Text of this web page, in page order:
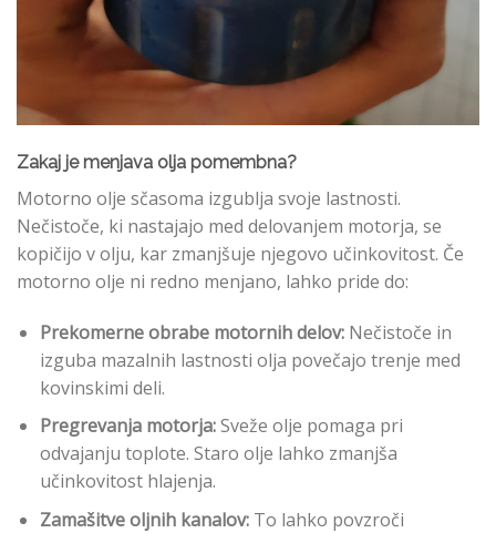
Zakaj je menjava olja pomembna?
Motorno olje sčasoma izgublja svoje lastnosti.
Nečistoče, ki nastajajo med delovanjem motorja, se
kopičijo v olju, kar zmanjšuje njegovo učinkovitost. Če
motorno olje ni redno menjano, lahko pride do:
Prekomerne obrabe motornih delov:Nečistoče in
izguba mazalnih lastnosti olja povečajo trenje med
kovinskimi deli.
Pregrevanja motorja:Sveže olje pomaga pri
odvajanju toplote. Staro olje lahko zmanjša
učinkovitost hlajenja.
Zamašitve oljnih kanalov:To lahko povzroči